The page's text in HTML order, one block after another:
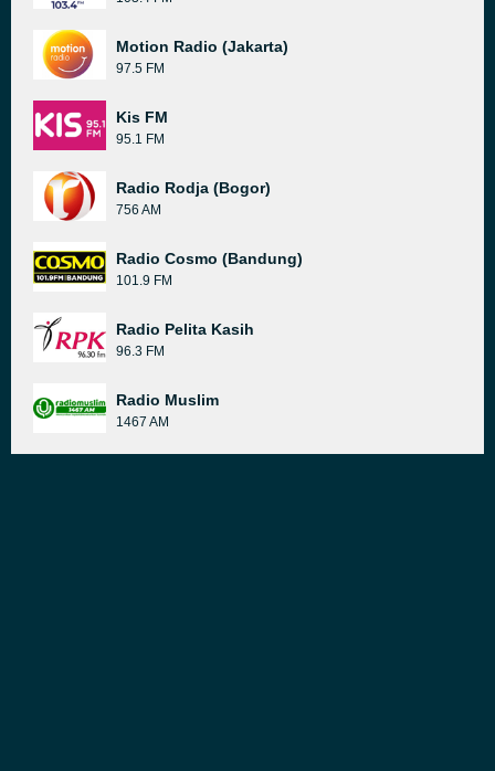
Motion Radio (Jakarta)
97.5 FM
Kis FM
95.1 FM
Radio Rodja (Bogor)
756 AM
Radio Cosmo (Bandung)
101.9 FM
Radio Pelita Kasih
96.3 FM
Radio Muslim
1467 AM